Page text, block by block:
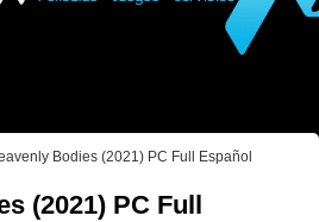
Bodies (2021) PC Full Español
(2021) PC Full